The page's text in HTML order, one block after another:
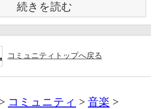
続きを読む
コミュニティトップへ戻る
コミュニティ
音楽